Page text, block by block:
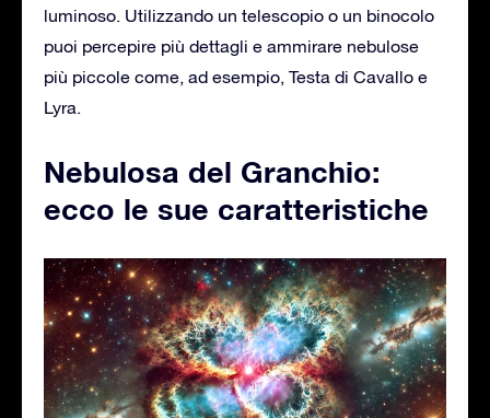
luminoso. Utilizzando un telescopio o un binocolo
puoi percepire più dettagli e ammirare nebulose
più piccole come, ad esempio, Testa di Cavallo e
Lyra.
Nebulosa del Granchio:
ecco le sue caratteristiche